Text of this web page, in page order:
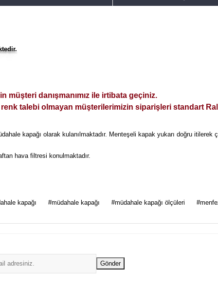
danışmanımız ile irtibata geçiniz.
talebi olmayan müşterilerimizin siparişleri standart
kapağı olarak kulanılmaktadır. Menteşeli kapak yukarı doğru itilerek
hava filtresi konulmaktadır.
Bu ürüne ilk yorumu siz yapın!
kapağı #müdahale kapağı #müdahale kapağı ölçüleri
Gönder